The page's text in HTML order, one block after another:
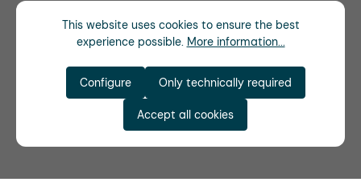
This website uses cookies to ensure the best
experience possible. More information...
Only technically required
Configure
Accept all cookies